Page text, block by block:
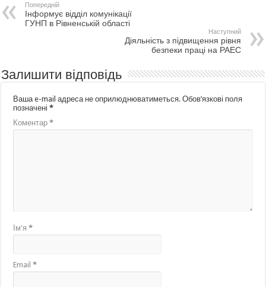
Попередній
Інформує відділ комунікації
ГУНП в Рівненській області
Наступний
Діяльність з підвищення рівня
безпеки праці на РАЕС
Залишити відповідь
Ваша e-mail адреса не оприлюднюватиметься. Обов’язкові поля
позначені*
Коментар*
Ім'я*
Email*